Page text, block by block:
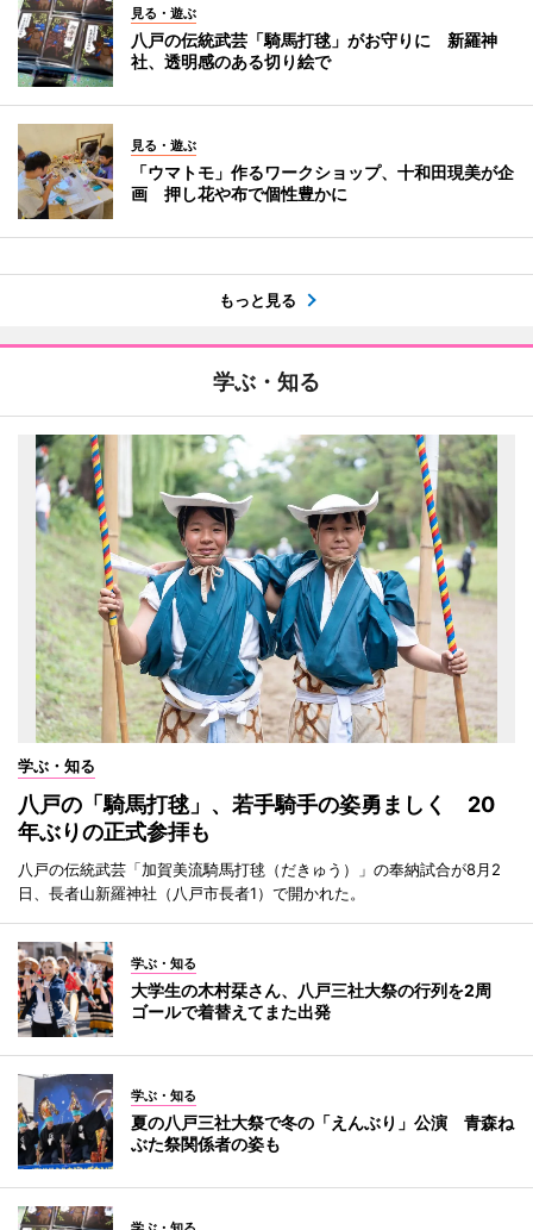
見る・遊ぶ
八戸の伝統武芸「騎馬打毬」がお守りに 新羅神
社、透明感のある切り絵で
見る・遊ぶ
「ウマトモ」作るワークショップ、十和田現美が企
画 押し花や布で個性豊かに
もっと見る
学ぶ・知る
学ぶ・知る
八戸の「騎馬打毬」、若手騎手の姿勇ましく 20
年ぶりの正式参拝も
八戸の伝統武芸「加賀美流騎馬打毬（だきゅう）」の奉納試合が8月2
日、長者山新羅神社（八戸市長者1）で開かれた。
学ぶ・知る
大学生の木村栞さん、八戸三社大祭の行列を2周
ゴールで着替えてまた出発
学ぶ・知る
夏の八戸三社大祭で冬の「えんぶり」公演 青森ね
ぶた祭関係者の姿も